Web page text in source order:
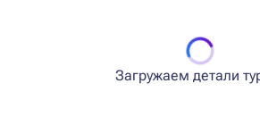
Загружаем детали